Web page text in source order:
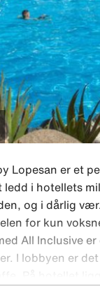
Lopesan er et
ledd i hotellets
og i dårlig
for kun
All Inclusive
I lobbyen er